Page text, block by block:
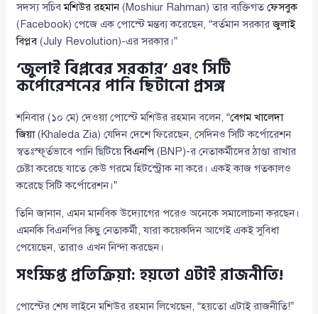
সদস্য সচিবমশিউর রহমান(Moshiur Rahman) তার ব্যক্তিগতফেসবুক
(Facebook) পেজে এক পোস্টে মন্তব্য করেছেন, “বর্তমান সরকারজুলাই
বিপ্লব(July Revolution)-এর সরকার।”
‘জুলাই বিপ্লবের সরকার’ এবং সিটি
কর্পোরেশনের পানি ছিটানো প্রসঙ্গ
শনিবার (১০ মে) দেওয়া পোস্টে মশিউর রহমান বলেন, “বেগম খালেদা
জিয়া(Khaleda Zia) যেদিন দেশে ফিরেছেন, সেদিনও সিটি কর্পোরেশন
স্বতঃস্ফূর্তভাবে পানি ছিটিয়েবিএনপি (BNP)-র নেতাকর্মীদের ঠাণ্ডা রাখার
চেষ্টা করেছে যাতে কেউ গরমে হিটস্ট্রোক না করে। একই কাজ গতকালও
করেছে সিটি কর্পোরেশন।”
তিনি জানান, এমন মানবিক উদ্যোগের পরেও অনেকে সমালোচনা করছেন।
এমনকি বিএনপির কিছু নেতাকর্মী, যারা কয়েকদিন আগেই একই সুবিধা
পেয়েছেন, তারাও এখন নিন্দা করছেন।
সংক্ষিপ্ত প্রতিক্রিয়া: হয়তো এটাই রাজনীতি!
পোস্টের শেষ লাইনে মশিউর রহমান লিখেছেন, “হয়তো এটাই রাজনীতি!”